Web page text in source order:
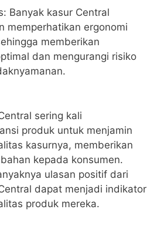
Banyak kasur Central
memperhatikan ergonomi
memberikan
dan mengurangi risiko
sering kali
produk untuk menjamin
kasurnya, memberikan
kepada konsumen.
ulasan positif dari
dapat menjadi indikator
produk mereka.